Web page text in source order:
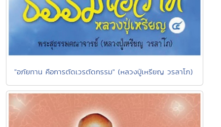
"อภัยทาน คือการตัดเวรตัดกรรม" (หลวงปู่เหรียญ วรลาโภ)